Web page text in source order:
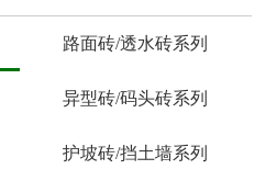
路面砖/透水砖系列
异型砖/码头砖系列
护坡砖/挡土墙系列